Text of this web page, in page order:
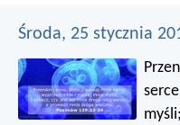
Środa, 25 stycznia
myśli;